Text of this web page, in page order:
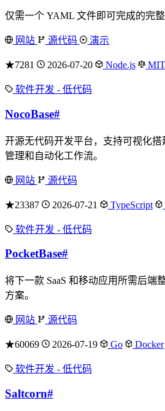
仅需一个 YAML 文件即可完成的完整
网站 源代码 演示
★7281 2026-07-20 Node.js MIT
软件开发 - 低代码
NocoBase#
开源无代码开发平台，支持可视化
管理和自动化工作流。
网站 源代码
★23387 2026-07-21 TypeScript
软件开发 - 低代码
PocketBase#
将下一款 SaaS 和移动应用所需后端
方案。
网站 源代码
★60069 2026-07-19 Go Docker
软件开发 - 低代码
Saltcorn#